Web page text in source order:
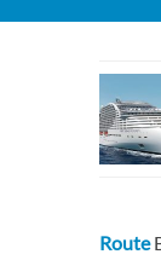
Route